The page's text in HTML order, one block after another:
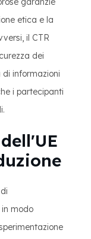
etica e la
il CTR
dei
informazioni
i partecipanti
modo